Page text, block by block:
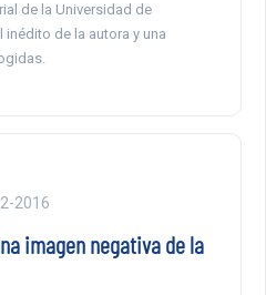
de la Universidad de
inédito de la autora y una
2016
imagen negativa de la